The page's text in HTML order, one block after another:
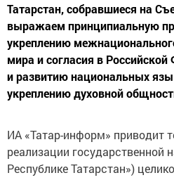
Татарстан, собравшиеся на
выражаем принципиальную
укреплению
мира и согласия в
и развитию национальных
укреплению духовной
ИА «Татар-информ» приводит
реализации государственной
Республике Татарстан»)